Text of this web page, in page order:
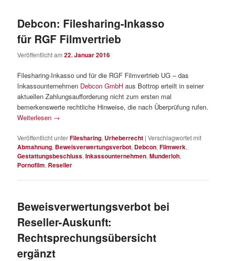
Debcon: Filesharing-Inkasso
für RGF Filmvertrieb
Veröffentlicht am22. Januar 2016
Filesharing-Inkasso und für die RGF Filmvertrieb UG – das
Inkassounternehmen Debcon GmbH aus Bottrop erteilt in seiner
aktuellen Zahlungsaufforderung nicht zum ersten mal
bemerkenswerte rechtliche Hinweise, die nach Überprüfung rufen.
Weiterlesen →
Veröffentlicht unterFilesharing, Urheberrecht |Verschlagwortet mit
Abmahnung, Beweisverwertungsverbot, Debcon,Filmwerk,
Gestattungsbeschluss,Inkassounternehmen,Munderloh,
Pornofilm, Reseller
Beweisverwertungsverbot bei
Reseller-Auskunft:
Rechtsprechungsübersicht
ergänzt